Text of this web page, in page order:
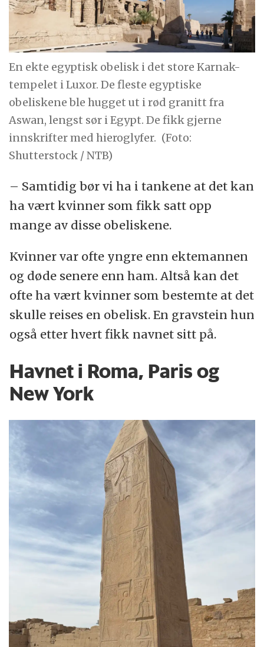
En ekte egyptisk obelisk i det store Karnak-
tempelet i Luxor. De fleste egyptiske
obeliskene ble hugget ut i rød granitt fra
Aswan, lengst sør i Egypt. De fikk gjerne
innskrifter med hieroglyfer. (Foto:
Shutterstock / NTB)
– Samtidig bør vi ha i tankene at det kan
ha vært kvinner som fikk satt opp
mange av disse obeliskene.
Kvinner var ofte yngre enn ektemannen
og døde senere enn ham. Altså kan det
ofte ha vært kvinner som bestemte at det
skulle reises en obelisk. En gravstein hun
også etter hvert fikk navnet sitt på.
Havnet i Roma, Paris og
New York